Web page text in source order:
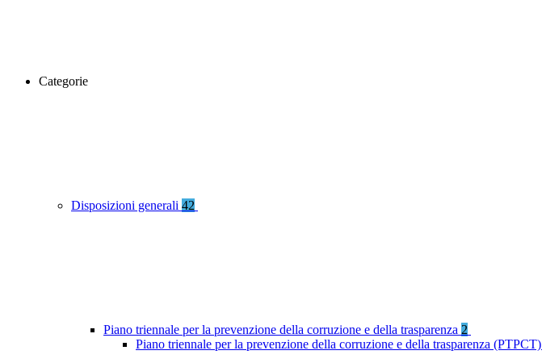
Categorie
Disposizioni generali 42
Piano triennale per la prevenzione della corruzione e della trasparenza 2
Piano triennale per la prevenzione della corruzione e della trasparenza (PTPCT)